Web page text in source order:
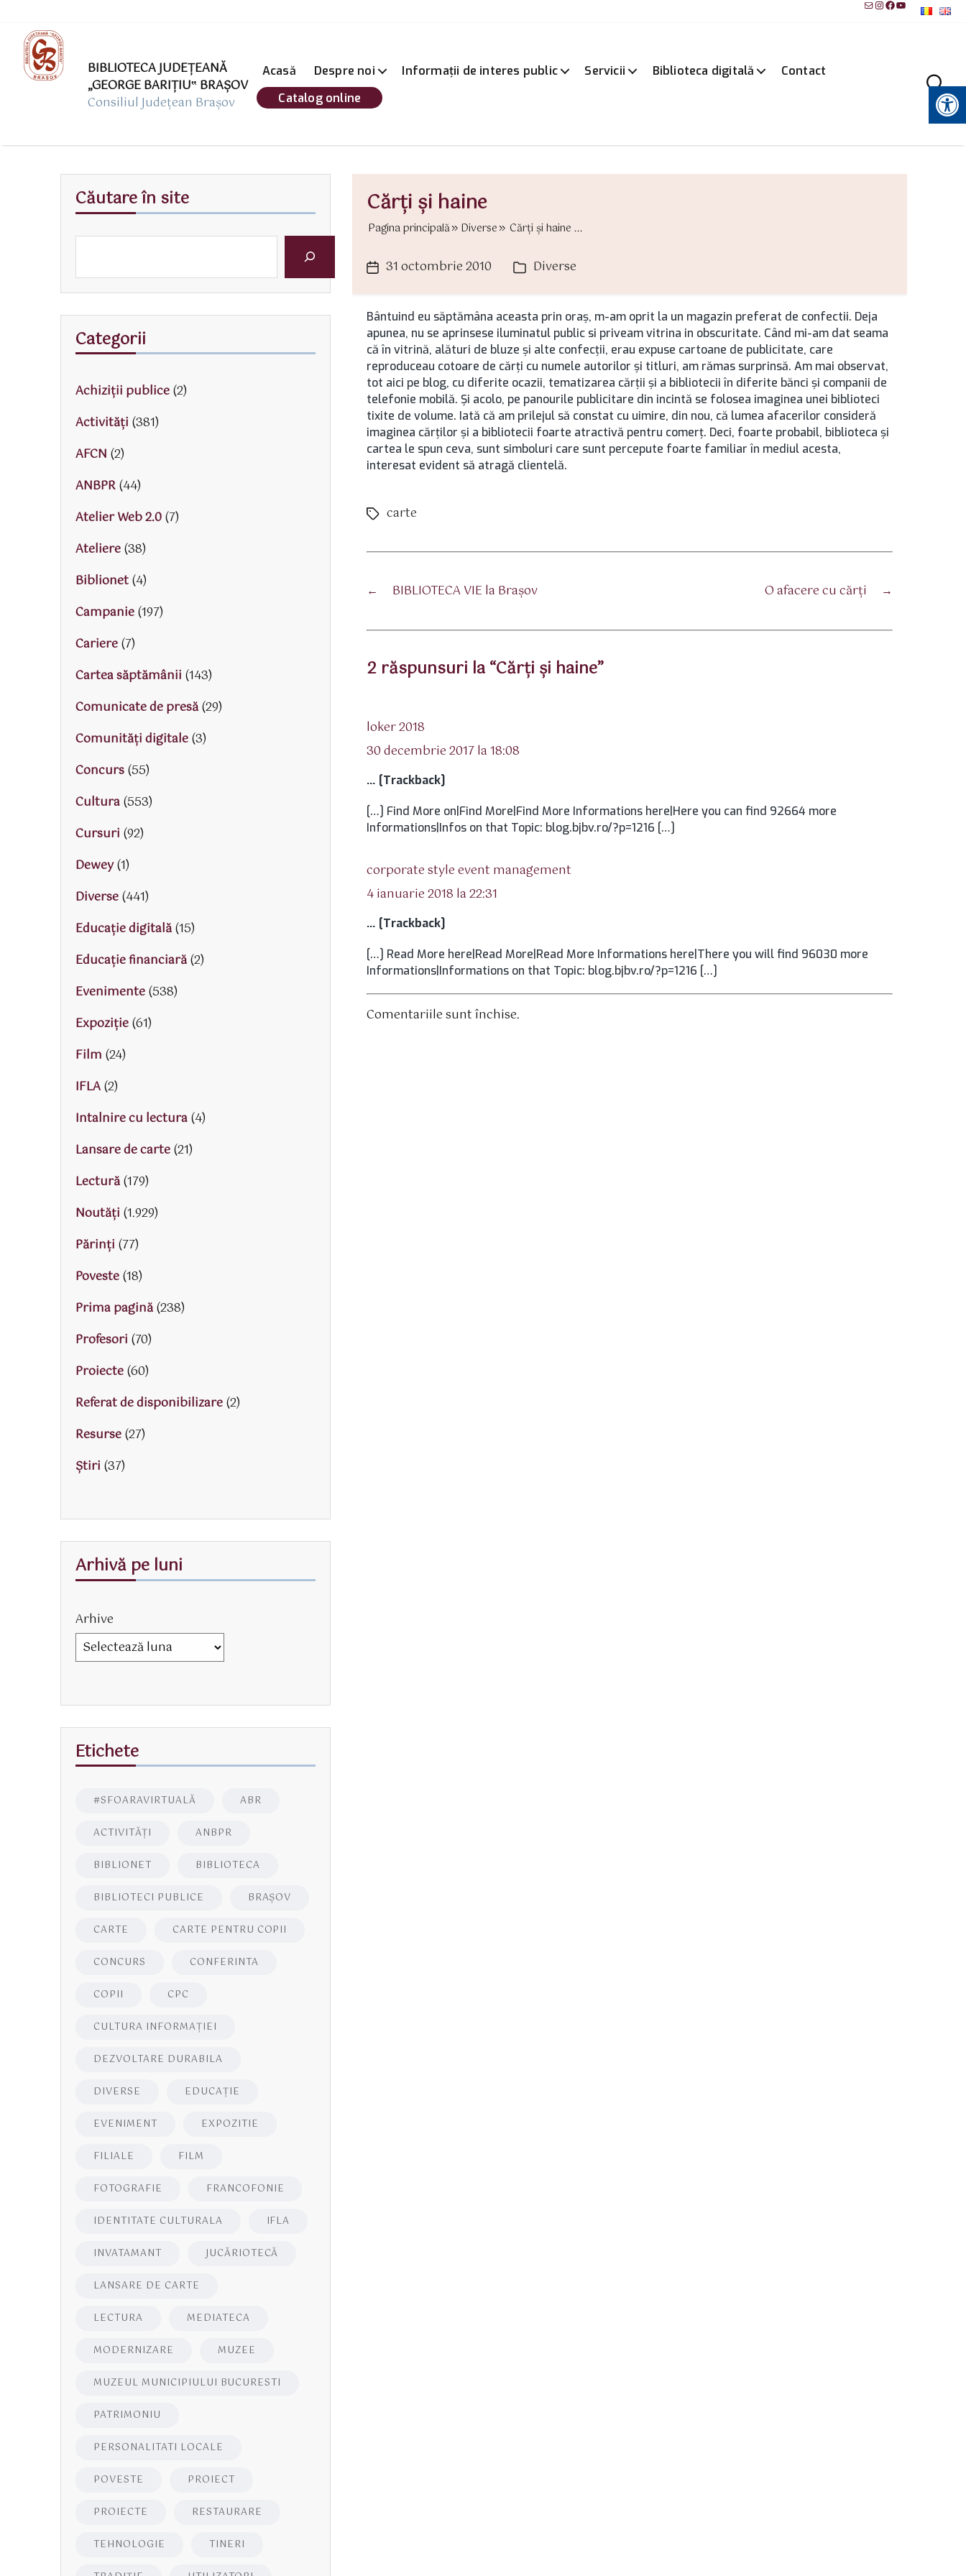
MailInstagram
Facebook
YouTube
BIBLIOTECA JUDEȚEANĂ
„GEORGE BARIŢIU‟ BRAŞOV
Consiliul Județean Brașov
Acasă Despre noi Informații de interes public Servicii Biblioteca digitală
Contact
Catalog online
Instrumente pentru accesibilitate
Cărţi şi haine
Pagina principală Diverse Cărţi şi haine ...
Dată31 octombrie 2010 Categorii
Diverse
Bântuind eu săptămâna aceasta prin oraş, m-am oprit la un magazin preferat de confectii. Deja
apunea, nu se aprinsese iluminatul public si priveam vitrina in obscuritate. Când mi-am dat seama
că în vitrină, alături de bluze şi alte confecţii, erau expuse cartoane de publicitate, care
reproduceau cotoare de cărţi cu numele autorilor şi titluri, am rămas surprinsă. Am mai observat,
tot aici pe blog, cu diferite ocazii, tematizarea cărţii şi a bibliotecii în diferite bănci şi companii de
telefonie mobilă. Şi acolo, pe panourile publicitare din incintă se folosea imaginea unei biblioteci
tixite de volume. Iată că am prilejul să constat cu uimire, din nou, că lumea afacerilor consideră
imaginea cărţilor şi a bibliotecii foarte atractivă pentru comerţ. Deci, foarte probabil, biblioteca şi
cartea le spun ceva, sunt simboluri care sunt percepute foarte familiar în mediul acesta,
interesat evident să atragă clientelă.
Etichete
carte
← BIBLIOTECA VIE la Braşov →
O afacere cu cărţi
2 răspunsuri la “Cărţi şi haine”
loker 2018
30 decembrie 2017 la 18:08
… [Trackback]
[…] Find More on|Find More|Find More Informations here|Here you can find 92664 more
Informations|Infos on that Topic: blog.bjbv.ro/?p=1216 […]
corporate style event management
4 ianuarie 2018 la 22:31
… [Trackback]
[…] Read More here|Read More|Read More Informations here|There you will find 96030 more
Informations|Informations on that Topic: blog.bjbv.ro/?p=1216 […]
Comentariile sunt închise.
Căutare în site
Categorii
Achiziții publice(2)
Activităţi (381)
AFCN (2)
ANBPR(44)
Atelier Web 2.0(7)
Ateliere(38)
Biblionet(4)
Campanie(197)
Cariere(7)
Cartea săptămânii (143)
Comunicate de presă(29)
Comunități digitale(3)
Concurs(55)
Cultura(553)
Cursuri (92)
Dewey(1)
Diverse(441)
Educaţie digitală(15)
Educaţie financiară(2)
Evenimente(538)
Expoziție(61)
Film (24)
IFLA(2)
Intalnire cu lectura(4)
Lansare de carte(21)
Lectură(179)
Noutăți (1.929)
Părinţi (77)
Poveste(18)
Prima pagină(238)
Profesori (70)
Proiecte(60)
Referat de disponibilizare(2)
Resurse(27)
Știri (37)
Arhivă pe luni
Arhive
Etichete
#SFOARAVIRTUALĂ ABR
ACTIVITĂŢI ANBPR
BIBLIONET BIBLIOTECA
BIBLIOTECI PUBLICE BRAŞOV
CARTE CARTE PENTRU COPII
CONCURS CONFERINTA
COPII CPC
CULTURA INFORMAŢIEI
DEZVOLTARE DURABILA
DIVERSE EDUCAŢIE
EVENIMENT EXPOZITIE
FILIALE FILM
FOTOGRAFIE FRANCOFONIE
IDENTITATE CULTURALA IFLA
INVATAMANT JUCĂRIOTECĂ
LANSARE DE CARTE
LECTURA MEDIATECA
MODERNIZARE MUZEE
MUZEUL MUNICIPIULUI BUCURESTI
PATRIMONIU
PERSONALITATI LOCALE
POVESTE PROIECT
PROIECTE RESTAURARE
TEHNOLOGIE TINERI